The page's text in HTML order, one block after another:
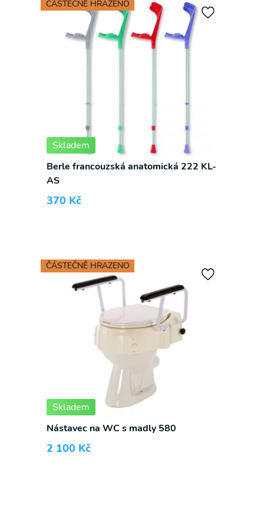
Skladem
ČÁSTEČNĚ HRAZENO
Berle francouzská anatomická 222 KL-
AS
370 Kč
Skladem
ČÁSTEČNĚ HRAZENO
Nástavec na WC s madly 580
2 100 Kč